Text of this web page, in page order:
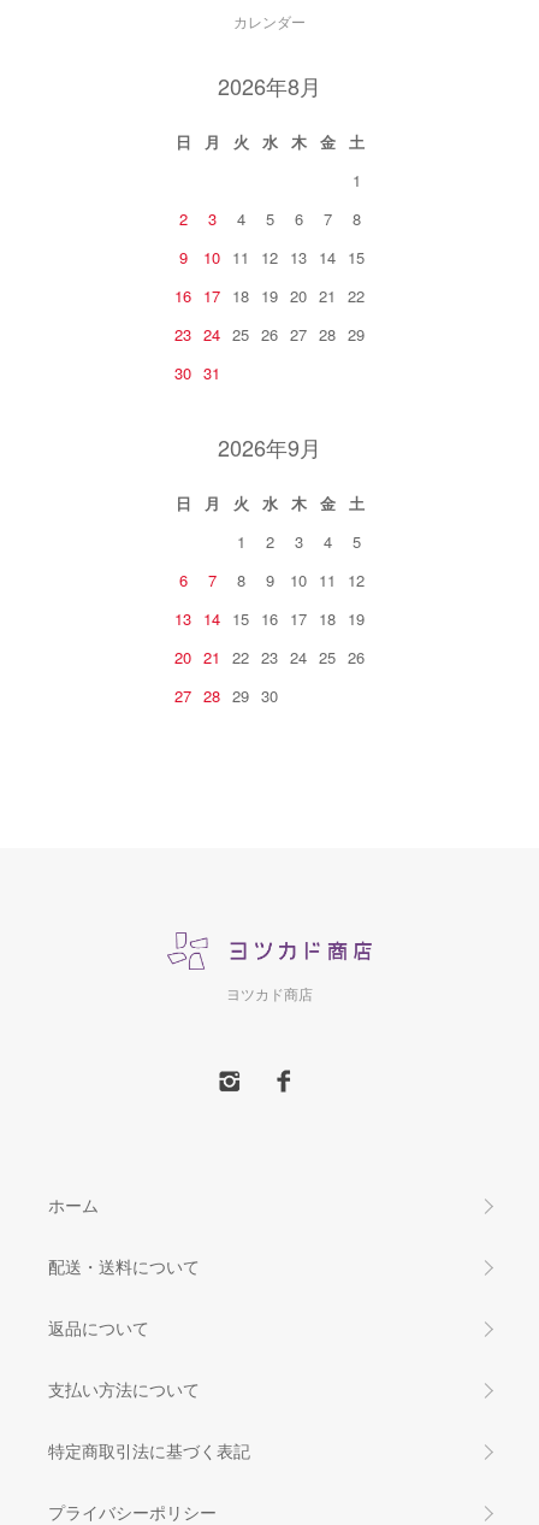
カレンダー
2026年8月
日 月 火 水 木 金
土
1
2
3 4 5 6 7
8
9
10 11 12 13 14 15
16 17 18 19 20 21
22
23 24 25 26 27 28 29
30 31
2026年9月
日 月 火 水 木 金
土
1
2 3 4
5
6
7 8 9 10 11
12
13 14 15 16 17 18 19
20 21 22 23 24 25 26
27 28 29 30
ヨツカド商店
ホーム
配送・送料について
返品について
支払い方法について
特定商取引法に基づく表記
プライバシーポリシー